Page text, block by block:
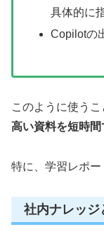
具体的に
Copilotの
このように使う
高い資料を短時間
特に、学習レポー
社内ナレッジ